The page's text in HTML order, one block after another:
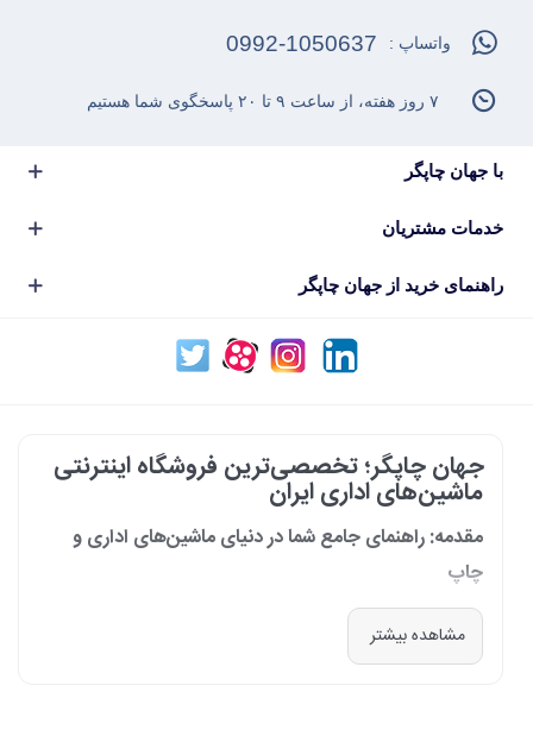
با جهان چاپگر
خدمات مشتریان
راهنمای خرید از جهان چاپگر
واتساپ : 0992-1050637
۷ روز هفته، از ساعت ۹ تا ۲۰ پاسخگوی شما هستیم
جهان چاپگر؛ تخصصی‌ترین فروشگاه اینترنتی
ماشین‌های اداری ایران
مقدمه: راهنمای جامع شما در دنیای ماشین‌های اداری و
چاپ
در دنیای پرشتاب امروز که کسب‌وکارها و سازمان‌ها برای افزایش بهره‌وری خود به
فناوری‌های نوین وابسته‌اند، دسترسی به ابزارهای کارآمد و قابل اعتماد یک
مشاهده بیشتر